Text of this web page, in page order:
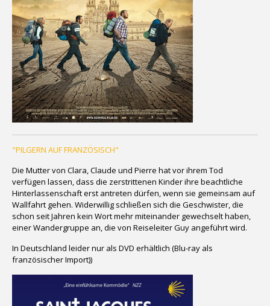
"PILGERN AUF FRANZÖSISCH"
Die Mutter von Clara, Claude und Pierre hat vor ihrem Tod
verfügen lassen, dass die zerstrittenen Kinder ihre beachtliche
Hinterlassenschaft erst antreten dürfen, wenn sie gemeinsam auf
Wallfahrt gehen. Widerwillig schließen sich die Geschwister, die
schon seit Jahren kein Wort mehr miteinander gewechselt haben,
einer Wandergruppe an, die von Reiseleiter Guy angeführt wird.
In Deutschland leider nur als DVD erhältlich (Blu-ray als
französischer Import))